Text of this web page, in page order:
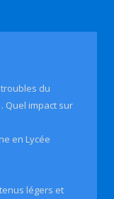
troubles du
Quel impact sur
en Lycée
légers et